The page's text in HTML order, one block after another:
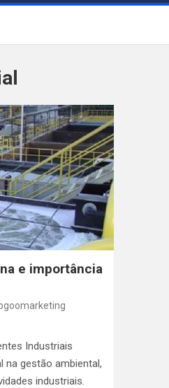
e importância
Industriais
na gestão ambiental,
industriais.